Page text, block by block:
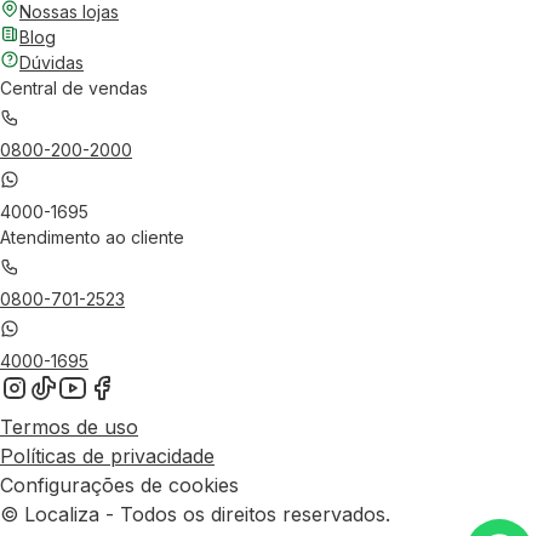
Nossas lojas
Blog
Dúvidas
Central de vendas
0800-200-2000
4000-1695
Atendimento ao cliente
0800-701-2523
4000-1695
Termos de uso
Políticas de privacidade
Configurações de cookies
© Localiza - Todos os direitos reservados.